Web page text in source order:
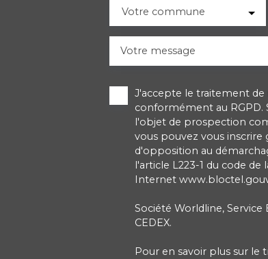
Votre commune
Votre message
J'accepte le traitement
conformément au RGPD.
l'objet de prospection
vous pouvez vous
d'opposition au
l'article L223-1 du code
Internet
Société Worldline, Service
CEDEX.
Pour en savoir plus sur le